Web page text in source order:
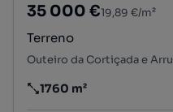
35 000 €19,89 €/m²
Terreno
Preço por metro quadrado
1760 m²